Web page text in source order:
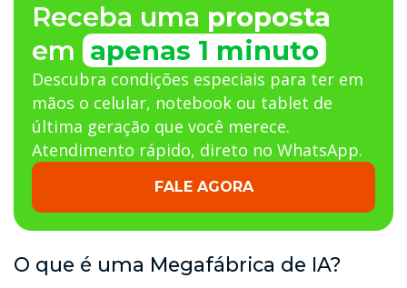
Receba uma proposta
em apenas 1 minuto
Descubra condições especiais para ter em
mãos o celular, notebook ou tablet de
última geração que você merece.
Atendimento rápido, direto no WhatsApp.
FALE AGORA
O que é uma Megafábrica de IA?